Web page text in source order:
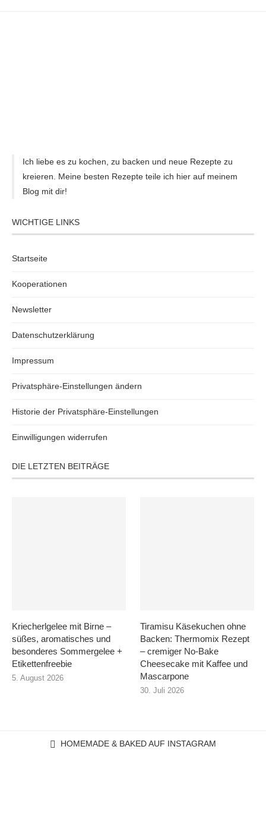
Ich liebe es zu kochen, zu backen und neue Rezepte zu
kreieren. Meine besten Rezepte teile ich hier auf meinem
Blog mit dir!
WICHTIGE LINKS
Startseite
Kooperationen
Newsletter
Datenschutzerklärung
Impressum
Privatsphäre-Einstellungen ändern
Historie der Privatsphäre-Einstellungen
Einwilligungen widerrufen
DIE LETZTEN BEITRÄGE
Kriecherlgelee mit Birne –
süßes, aromatisches und
besonderes Sommergelee +
Etikettenfreebie
5. August 2026
Tiramisu Käsekuchen ohne
Backen: Thermomix Rezept
– cremiger No-Bake
Cheesecake mit Kaffee und
Mascarpone
30. Juli 2026
HOMEMADE & BAKED AUF INSTAGRAM